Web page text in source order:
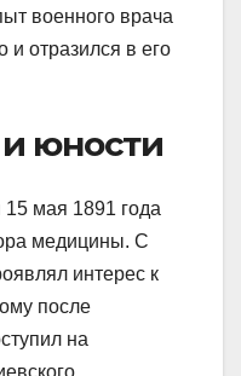
военного врача
и отразился в его
юности
мая 1891 года
медицины. С
интерес к
после
на